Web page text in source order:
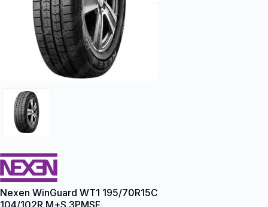
Nexen WinGuard WT1 195/70R15C
104/102R M+S 3PMSF